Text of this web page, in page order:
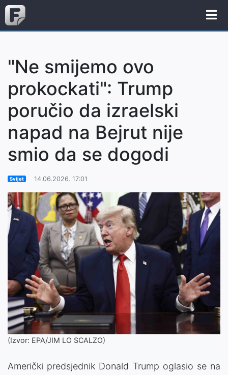
"Ne smijemo ovo
prokockati": Trump
poručio da izraelski
napad na Bejrut nije
smio da se dogodi
Svijet 14.06.2026. 17:01
(Izvor: EPA/JIM LO SCALZO)
Američki predsjednik Donald Trump oglasio se na